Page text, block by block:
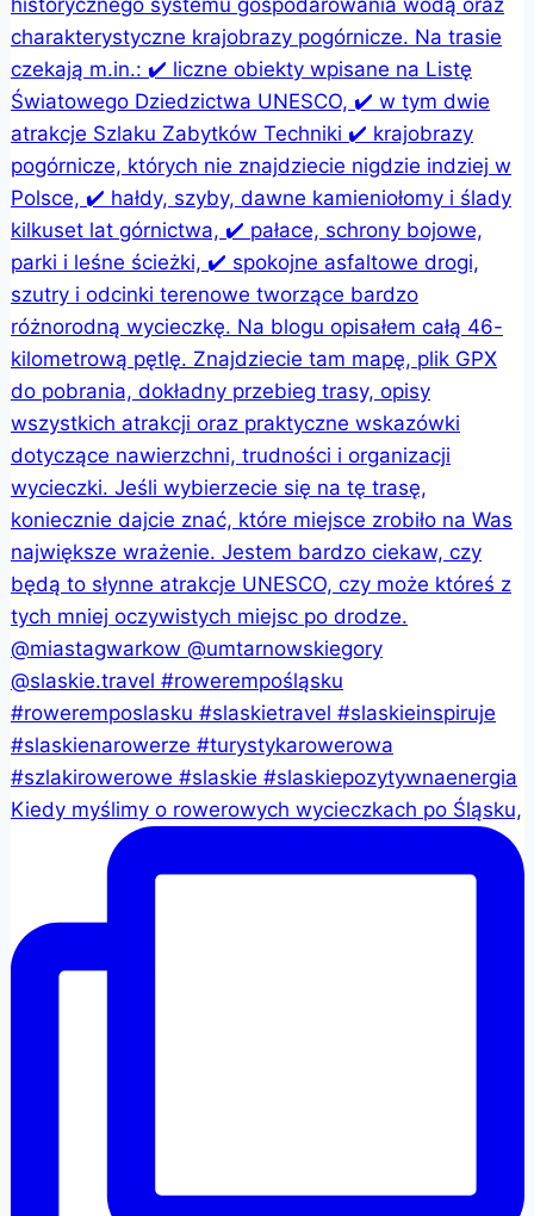
Kiedy myślimy o rowerowych wycieczkach po Śląsku,